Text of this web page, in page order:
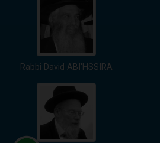
Rabbi David ABI'HSSIRA